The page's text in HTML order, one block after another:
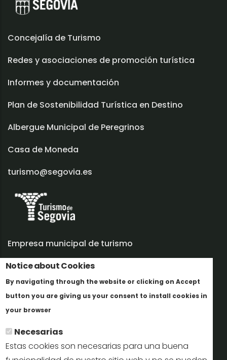
Notice about Cookies
By navigating through the website or clicking on Accept
button you are giving us your consent to install cookies in
your browser
Necesarias
Estas cookies son necesarias para una buena
Concejalía de Turismo
Redes y asociaciones de promoción turística
Informes y documentación
Plan de Sostenibilidad Turística en Destino
Albergue Municipal de Peregrinos
Casa de Moneda
turismo@segovia.es
Empresa municipal de turismo
Trabaja con nosotros
Informes y documentación
Perfil del contratante
Oficinas de Turismo
reservas@turismodesegovia.com